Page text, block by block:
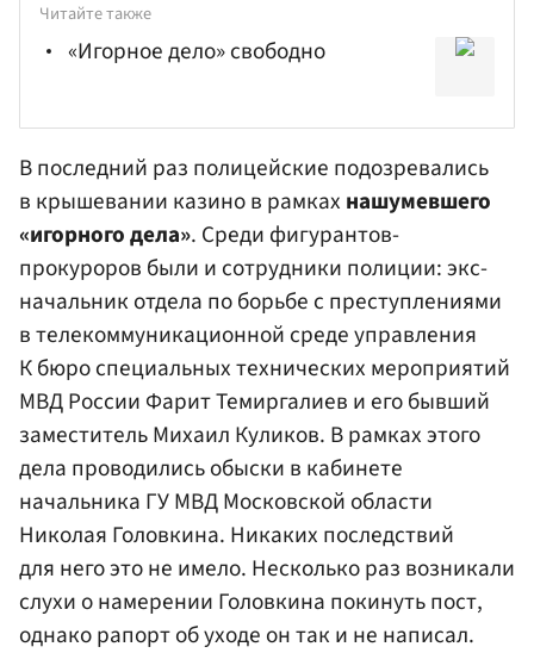
Читайте также
«Игорное дело» свободно
В последний раз полицейские подозревались
в крышевании казино в рамках нашумевшего
«игорного дела». Среди фигурантов-
прокуроров были и сотрудники полиции: экс-
начальник отдела по борьбе с преступлениями
в телекоммуникационной среде управления
К бюро специальных технических мероприятий
МВД России Фарит Темиргалиев и его бывший
заместительМихаил Куликов. В рамках этого
дела проводились обыски в кабинете
начальника ГУ МВД Московской области
Николая Головкина. Никаких последствий
для него это не имело. Несколько раз возникали
слухи о намерении Головкина покинуть пост,
однако рапорт об уходе он так и не написал.